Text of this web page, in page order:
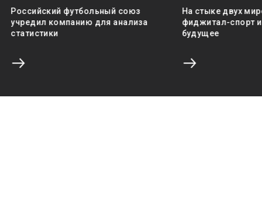
Российский футбольный союз
учредил компанию для анализа
статистики
На стыке двух
фиджитал-спорт
будущее